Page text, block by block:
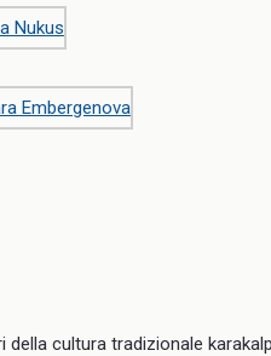
cultura tradizionale